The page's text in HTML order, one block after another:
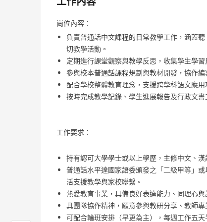
崗位內容：
負責普通話中文課程的日常教學工作，涵蓋
切教學活動。
定期進行課堂觀察與教學反思，收集學生學
參與校本普通話課程規劃與教材開發，協作
配合學校整體教育理念，支援跨學科語文應
按時完成教學記錄、學生進展報告及行政文
工作要求：
持有認可大學學士或以上學歷，主修中文、
普通話水平達國家語委頒發之「二級甲等」
活支援教學與家校聯繫。
熱愛教育事業，具備良好表達能力、同理心
具團隊協作精神，願意參與教研分享、教師
可配合輪班安排（早更為主），每週工作五